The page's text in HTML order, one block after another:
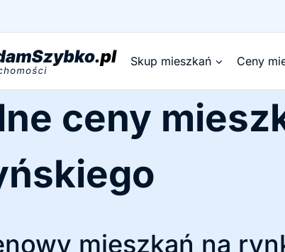
Skup mieszkań Ceny
ceny
mieszkań na